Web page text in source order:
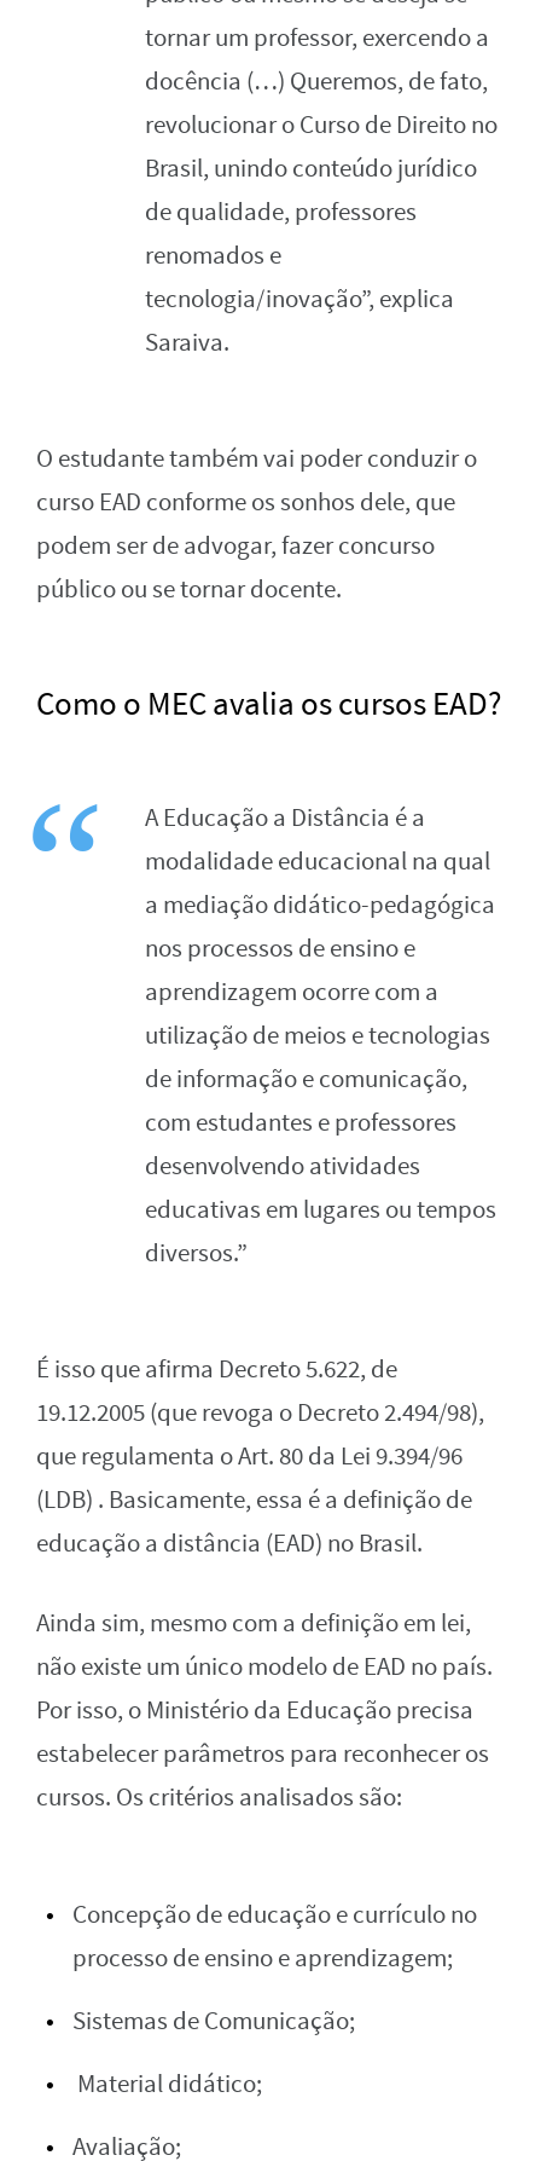
tornar um professor, exercendo a
docência (…) Queremos, de fato,
revolucionar o Curso de Direito no
Brasil, unindo conteúdo jurídico
de qualidade, professores
renomados e
tecnologia/inovação”, explica
Saraiva.
O estudante também vai poder conduzir o
curso EAD conforme os sonhos dele, que
podem ser de advogar, fazer concurso
público ou se tornar docente.
Como o MEC avalia os cursos EAD?
A Educação a Distância é a
modalidade educacional na qual
a mediação didático-pedagógica
nos processos de ensino e
aprendizagem ocorre com a
utilização de meios e tecnologias
de informação e comunicação,
com estudantes e professores
desenvolvendo atividades
educativas em lugares ou tempos
diversos.”
É isso que afirma Decreto 5.622, de
19.12.2005 (que revoga o Decreto 2.494/98),
que regulamenta o Art. 80 da Lei 9.394/96
(LDB) . Basicamente, essa é a definição de
educação a distância (EAD) no Brasil.
Ainda sim, mesmo com a definição em lei,
não existe um único modelo de EAD no país.
Por isso, o Ministério da Educação precisa
estabelecer parâmetros para reconhecer os
cursos. Os critérios analisados são:
Concepção de educação e currículo no
processo de ensino eaprendizagem;
Sistemas de Comunicação;
Material didático;
Avaliação;